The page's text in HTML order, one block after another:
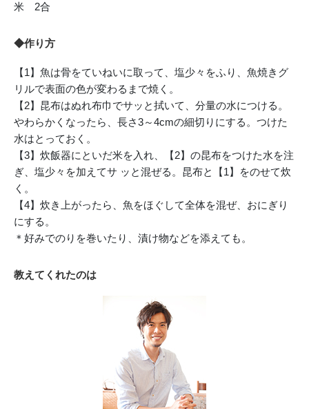
米 2合
◆作り方
【1】魚は骨をていねいに取って、塩少々をふり、魚焼きグ
リルで表面の色が変わるまで焼く。
【2】昆布はぬれ布巾でサッと拭いて、分量の水につける。
やわらかくなったら、長さ3～4cmの細切りにする。つけた
水はとっておく。
【3】炊飯器にといだ米を入れ、【2】の昆布をつけた水を注
ぎ、塩少々を加えてサ ッと混ぜる。昆布と【1】をのせて炊
く。
【4】炊き上がったら、魚をほぐして全体を混ぜ、おにぎり
にする。
＊好みでのりを巻いたり、漬け物などを添えても。
教えてくれたのは